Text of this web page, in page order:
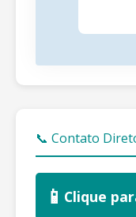
📞 Contato
📱 Clique